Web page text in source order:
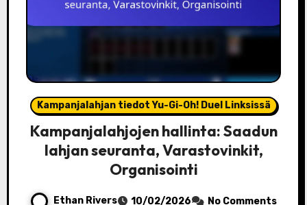
Kampanjalahjan tiedot Yu-Gi-Oh! Duel Linksissä
Kampanjalahjojen hallinta: Saadun
lahjan seuranta, Varastovinkit,
Organisointi
Ethan Rivers 10/02/2026 No Comments